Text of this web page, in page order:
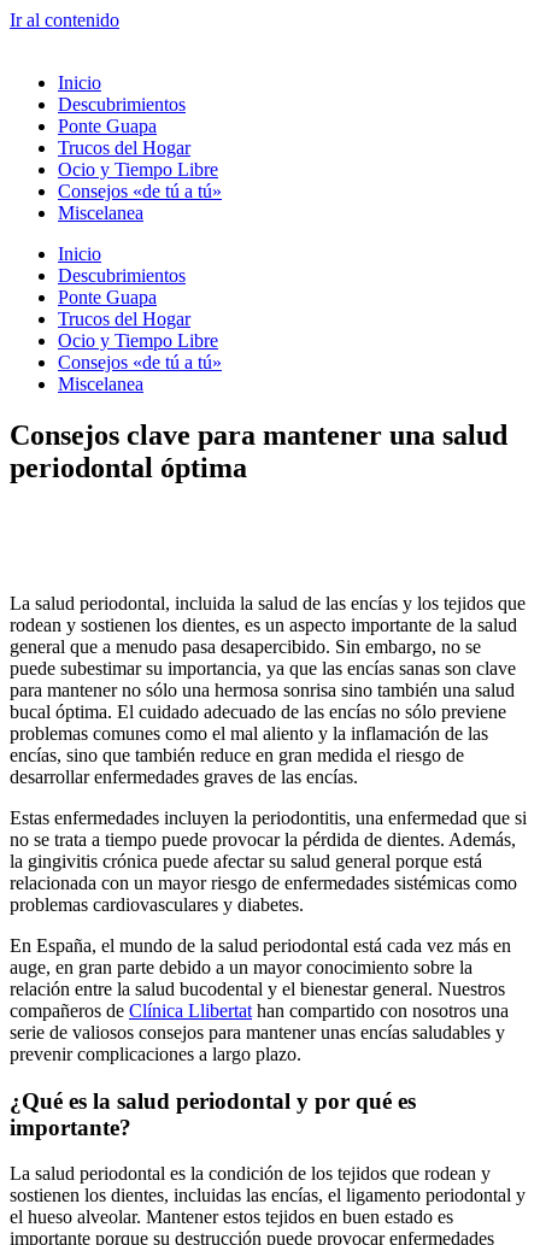
Ir al contenido
Inicio
Descubrimientos
Ponte Guapa
Trucos del Hogar
Ocio y Tiempo Libre
Consejos «de tú a tú»
Miscelanea
Inicio
Descubrimientos
Ponte Guapa
Trucos del Hogar
Ocio y Tiempo Libre
Consejos «de tú a tú»
Miscelanea
Consejos clave para mantener una salud
periodontal óptima
La salud periodontal, incluida la salud de las encías y los tejidos que
rodean y sostienen los dientes, es un aspecto importante de la salud
general que a menudo pasa desapercibido. Sin embargo, no se
puede subestimar su importancia, ya que las encías sanas son clave
para mantener no sólo una hermosa sonrisa sino también una salud
bucal óptima. El cuidado adecuado de las encías no sólo previene
problemas comunes como el mal aliento y la inflamación de las
encías, sino que también reduce en gran medida el riesgo de
desarrollar enfermedades graves de las encías.
Estas enfermedades incluyen la periodontitis, una enfermedad que si
no se trata a tiempo puede provocar la pérdida de dientes. Además,
la gingivitis crónica puede afectar su salud general porque está
relacionada con un mayor riesgo de enfermedades sistémicas como
problemas cardiovasculares y diabetes.
En España, el mundo de la salud periodontal está cada vez más en
auge, en gran parte debido a un mayor conocimiento sobre la
relación entre la salud bucodental y el bienestar general. Nuestros
compañeros de Clínica Llibertat han compartido con nosotros una
serie de valiosos consejos para mantener unas encías saludables y
prevenir complicaciones a largo plazo.
¿Qué es la salud periodontal y por qué es
importante?
La salud periodontal es la condición de los tejidos que rodean y
sostienen los dientes, incluidas las encías, el ligamento periodontal y
el hueso alveolar. Mantener estos tejidos en buen estado es
importante porque su destrucción puede provocar enfermedades